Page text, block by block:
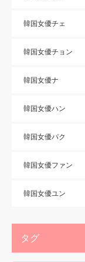
韓国女優チェ
韓国女優チョン
韓国女優ナ
韓国女優ハン
韓国女優パク
韓国女優ファン
韓国女優ユン
タグ